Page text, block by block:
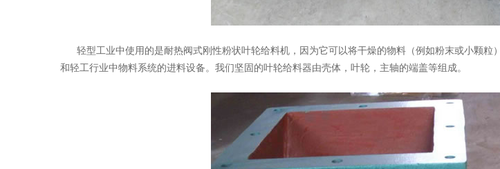
轻型工业中使用的是耐热阀式刚性粉状叶轮给料机，因为它可以将干燥的物料（例如粉末或小颗粒
和轻工行业中物料系统的进料设备。我们坚固的叶轮给料器由壳体，叶轮，主轴的端盖等组成。